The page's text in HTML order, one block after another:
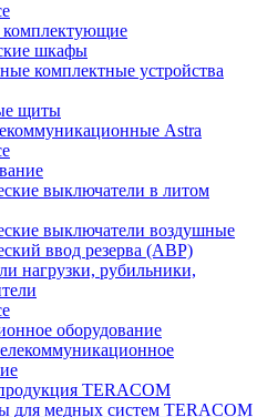
шкафы
комплектные устройства
щиты
Astra
выключатели в литом
выключатели воздушные
ввод резерва (АВР)
нагрузки, рубильники,
оборудование
TERACOM
для медных систем TERACOM